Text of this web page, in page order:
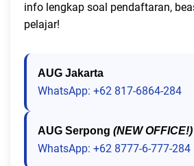
info lengkap soal pendaftaran,
pelajar!
AUG Jakarta
WhatsApp: +62 817-6864-284
AUG Serpong (NEW OFFICE!)
WhatsApp: +62 8777-6-777-284